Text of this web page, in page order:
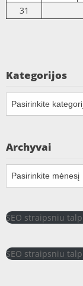
31
Kategorijos
Kategorijos
Archyvai
Archyvai
SEO straipsniu
SEO straipsniu